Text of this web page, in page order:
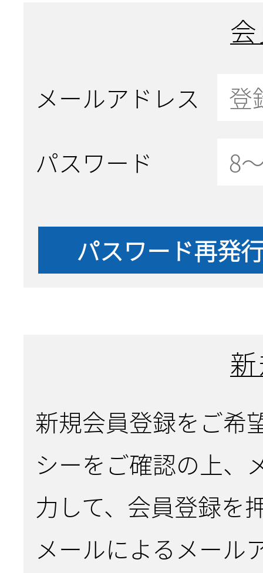
メールアドレス
パスワード
新規会員登録をご希
シーをご確認の上、
力して、会員登録を
メールによるメール